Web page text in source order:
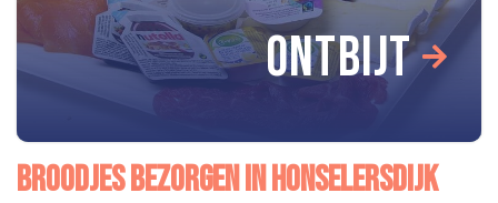
ONTBIJT
BROODJES BEZORGEN IN HONSELERSDIJK